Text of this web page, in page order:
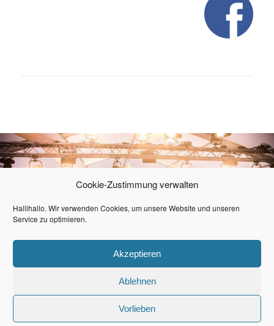
Cookie-Zustimmung verwalten
Hallihallo. Wir verwenden Cookies, um unsere Website und unseren
Service zu optimieren.
Akzeptieren
Ablehnen
Vorlieben